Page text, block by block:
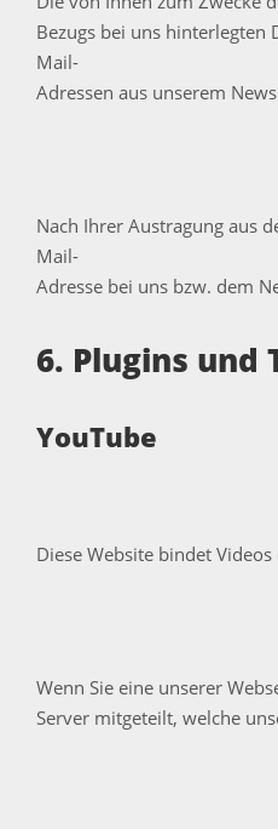
Bezugs bei uns hinterlegten
Mail-
Adressen aus unserem
Nach Ihrer Austragung aus
Mail-
Adresse bei uns bzw. dem
6. Plugins und
YouTube
Diese Website bindet
Wenn Sie eine unserer
Server mitgeteilt, welche